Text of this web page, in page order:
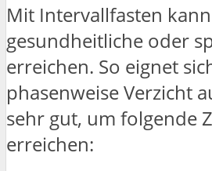
Mit Intervallfasten
gesundheitliche oder
erreichen. So eignet
phasenweise Verzicht
sehr gut, um folgende
erreichen: